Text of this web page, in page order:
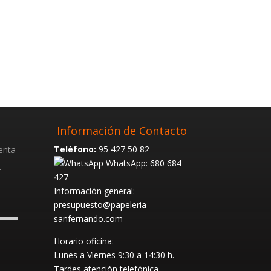
Información de Contacto
Teléfono: 95 427 50 82
WhatsApp: 680 684
427
Información general:
presupuesto@papeleria-
sanfernando.com
Horario oficina:
Lunes a Viernes 9:30 a 14:30 h.
Tardes atención telefónica